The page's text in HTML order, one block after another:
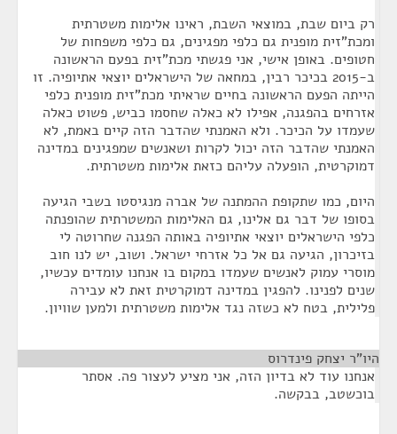
רק ביום שבת, במוצאי השבת, ראינו אלימות משטרתית
ומכת"זית מופנית גם כלפי מפגינים, גם כלפי משפחות של
חטופים. באופן אישי, אני פגשתי מכת"זית בפעם הראשונה
ב-2015 בכיכר רבין, במחאה של הישראלים יוצאי אתיופיה. זו
הייתה הפעם הראשונה בחיים שראיתי מכת"זית מופנית כלפי
אזרחים בהפגנה, אפילו לא כאלה שחסמו כביש, פשוט כאלה
שעמדו על הכיכר. ולא האמנתי שהדבר הזה קיים באמת, לא
האמנתי שהדבר הזה יכול לקרות ושאנשים שמפגינים במדינה
דמוקרטית, הופעלה עליהם כזאת אלימות משטרתית.
היום, כמו שתקופת ההמתנה של אברה מנגיסטו בשבי הגיעה
בסופו של דבר גם אלינו, גם האלימות המשטרתית שהופנתה
כלפי הישראלים יוצאי אתיופיה באותה הפגנה שחרוטה לי
בזיכרון, הגיעה גם אל כל אזרחי ישראל. ושוב, יש לנו חוב
מוסרי עמוק לאנשים שעמדו במקום בו אנחנו עומדים עכשיו,
שנים לפנינו. להפגין במדינה דמוקרטית זאת לא עבירה
פלילית, בטח לא כשזה נגד אלימות משטרתית ולמען שוויון.
היו"ר יצחק פינדרוס
אנחנו עוד לא בדיון הזה, אני מציע לעצור פה. אסתר
בוכשטב, בבקשה.